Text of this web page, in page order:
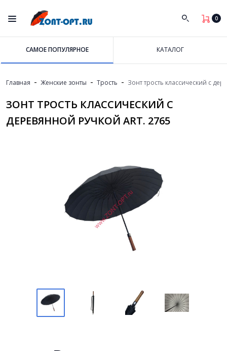
0
САМОЕ ПОПУЛЯРНОЕ КАТАЛОГ
Главная - Женские зонты - Трость - Зонт трость классический с
ЗОНТ ТРОСТЬ КЛАССИЧЕСКИЙ С
ДЕРЕВЯННОЙ РУЧКОЙ ART. 2765